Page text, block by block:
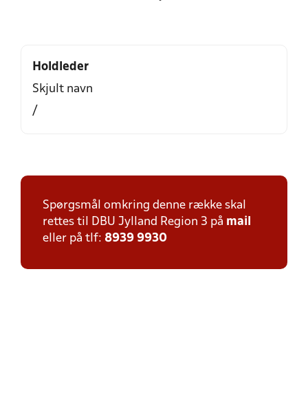
Holdleder
Skjult navn
/
Spørgsmål omkring denne række skal
rettes til DBU Jylland Region 3 på mail
eller på tlf: 8939 9930